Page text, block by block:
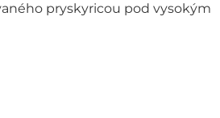
pryskyricou pod vysokým